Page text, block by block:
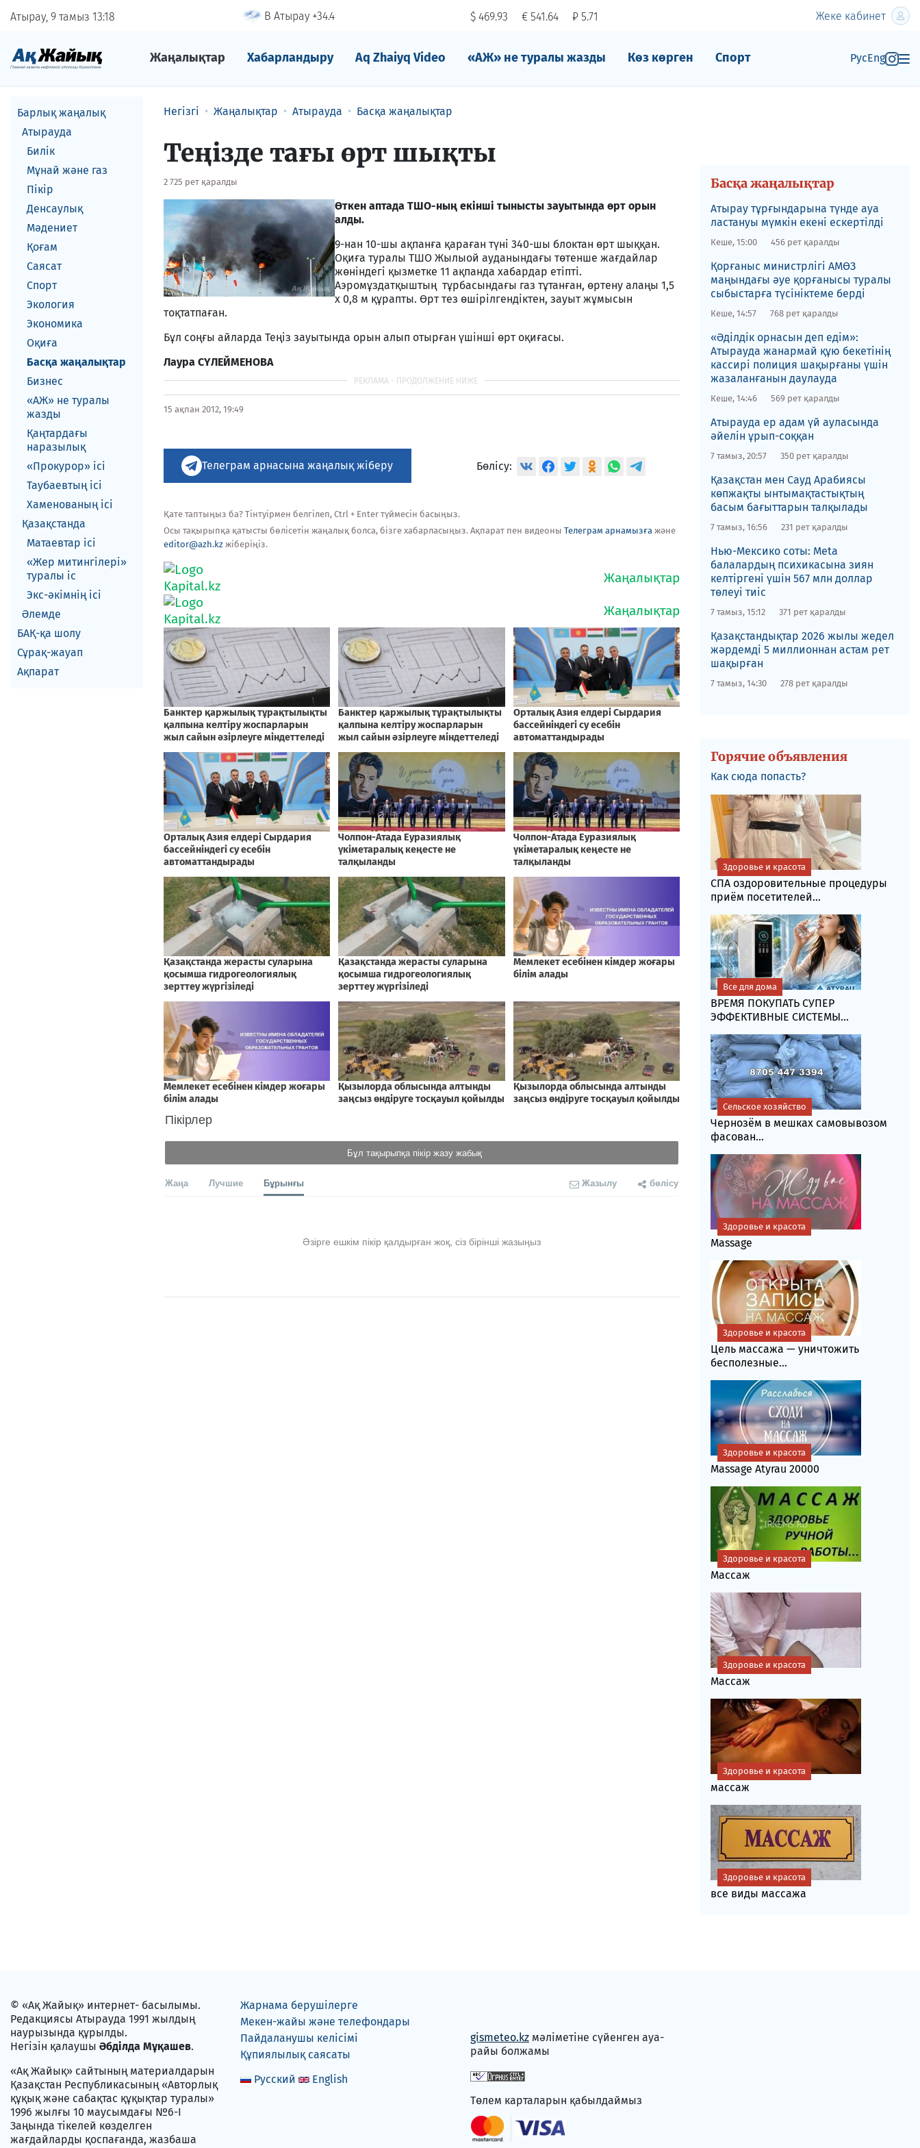
Атырау, 9 тамыз 1318 В Атырау +34.4 $ 469.93 € 541.64 ₽ 5.71 Жеке кабинет
Жаңалықтар Хабарландыру Aq Zhaiyq Video «АЖ» не туралы жазды Көз көрген Спорт РусEng
Барлық жаңалық
Атырауда
Билік
Мұнай және газ
Пікір
Денсаулық
Мәдениет
Қоғам
Саясат
Спорт
Экология
Экономика
Оқиға
Басқа жаңалықтар
Бизнес
«АЖ» не туралы
жазды
Қаңтардағы
наразылық
«Прокурор» ісі
Таубаевтың ісі
Хаменованың ісі
Қазақстанда
Матаевтар ici
«Жер митингілері»
туралы іс
Экс-әкiмнiң iсi
Әлемде
БАҚ-қа шолу
Сұрақ-жауап
Ақпарат
Негізгі Жаңалықтар Атырауда Басқа жаңалықтар
Теңізде тағы өрт шықты
2 725 рет қаралды
Өткен аптада ТШО-ның екінші тынысты зауытында өрт орын
алды.
9-нан 10-шы ақпанға қараған түні 340-шы блоктан өрт шыққан.
Оқиға туралы ТШО Жылыой ауданындағы төтенше жағдайлар
жөніндегі қызметке 11 ақпанда хабардар етіпті.
Аэромұздатқыштың тұрбасындағы газ тұтанған, өртену алаңы 1,5
х 0,8 м құрапты. Өрт тез өшірілгендіктен, зауыт жұмысын
тоқтатпаған.
Бұл соңғы айларда Теңіз зауытында орын алып отырған үшінші өрт оқиғасы.
Лаура СҮЛЕЙМЕНОВА
15 ақпан 2012, 19:49
Телеграм арнасына жаңалық жіберу Бөлісу:
Қате таптыңыз ба? Тінтуірмен белгілеп, Ctrl + Enter түймесін басыңыз.
Осы тақырыпқа қатысты бөлісетін жаңалық болса, бізге хабарласыңыз. Ақпарат пен видеоны Телеграм арнамызға және
editor@azh.kz жіберіңіз.
Пікірлер
Бұл тақырыпқа пікір жазу жабық
Жаңа Лучшие Бұрынғы Жазылу бөлісу
Әзірге ешкім пікір қалдырған жоқ, сіз бірінші жазыңыз
Басқа жаңалықтар
Атырау тұрғындарына түнде ауа
ластануы мүмкін екені ескертілді
Кеше, 15:00 456 рет қаралды
Қорғаныс министрлігі АМӨЗ
маңындағы әуе қорғанысы туралы
сыбыстарға түсініктеме берді
Кеше, 14:57 768 рет қаралды
«Әділдік орнасын деп едім»:
Атырауда жанармай құю бекетінің
кассирі полиция шақырғаны үшін
жазаланғанын даулауда
Кеше, 14:46 569 рет қаралды
Атырауда ер адам үй ауласында
әйелін ұрып-соққан
7 тамыз, 20:57 350 рет қаралды
Қазақстан мен Сауд Арабиясы
көпжақты ынтымақтастықтың
басым бағыттарын талқылады
7 тамыз, 16:56 231 рет қаралды
Нью-Мексико соты​: Meta
балалардың психикасына зиян
келтіргені үшін 567 млн доллар
төлеуі тиіс
7 тамыз, 15:12 371 рет қаралды
Қазақстандықтар 2026 жылы жедел
жәрдемді 5 миллионнан астам рет
шақырған
7 тамыз, 14:30 278 рет қаралды
Горячие объявления
Как сюда попасть?
СПА оздоровительные процедуры
приём посетителей...
Здоровье и красота
ВРЕМЯ ПОКУПАТЬ СУПЕР
ЭФФЕКТИВНЫЕ СИСТЕМЫ...
Все для дома
Чернозём в мешках самовывозом
фасoван...
Сельское хозяйство
Massage
Здоровье и красота
Цель массажа — уничтожить
бесполезные...
Здоровье и красота
Massage Atyrau 20000
Здоровье и красота
Массаж
Здоровье и красота
Массаж
Здоровье и красота
массаж
Здоровье и красота
все виды массажа
Здоровье и красота
© «Ақ Жайық» интернет- басылымы.
Редакциясы Атырауда 1991 жылдың
наурызында құрылды.
Негізін қалаушы Әбділда Мұқашев.
«Ақ Жайық» сайтының материалдарын
Қазақстан Республикасының «Авторлық
құқық және сабақтас құқықтар туралы»
1996 жылғы 10 маусымдағы №6-I
Заңында тікелей көзделген
жағдайларды қоспағанда, жазбаша
Жарнама берушілерге
Мекен-жайы және телефондары
Пайдаланушы келісімі
Құпиялылық саясаты
Русский
English
gismeteo.kz мәліметіне сүйенген ауа-
райы болжамы
Төлем карталарын қабылдаймыз